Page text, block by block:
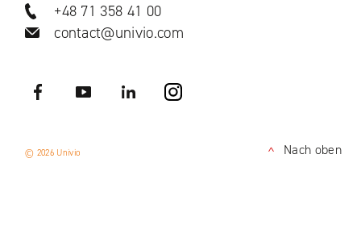
+48 71 358 41 00
contact@univio.com
Facebook YouTube LinkedIN
© 2026 Univio <Nach oben